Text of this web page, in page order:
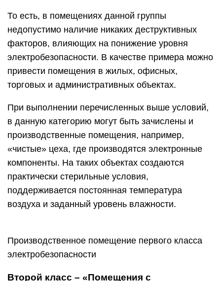
То есть, в помещениях данной группы
недопустимо наличие никаких деструктивных
факторов, влияющих на понижение уровня
электробезопасности. В качестве примера можно
привести помещения в жилых, офисных,
торговых и административных объектах.
При выполнении перечисленных выше условий,
в данную категорию могут быть зачислены и
производственные помещения, например,
«чистые» цеха, где производятся электронные
компоненты. На таких объектах создаются
практически стерильные условия,
поддерживается постоянная температура
воздуха и заданный уровень влажности.
Производственное помещение первого класса
электробезопасности
Второй класс – «Помещения с